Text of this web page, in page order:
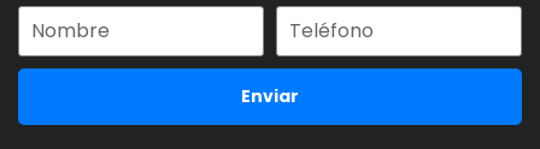
Enviar